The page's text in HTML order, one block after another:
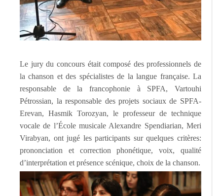
Le jury du concours était composé des professionnels de
la chanson et des spécialistes de la langue française. La
responsable de la francophonie à SPFA, Vartouhi
Pétrossian, la responsable des projets sociaux de SPFA-
Erevan, Hasmik Torozyan, le professeur de technique
vocale de l’École musicale Alexandre Spendiarian, Meri
Virabyan, ont jugé les participants sur quelques critères:
prononciation et correction phonétique, voix, qualité
d’interprétation et présence scénique, choix de la chanson.